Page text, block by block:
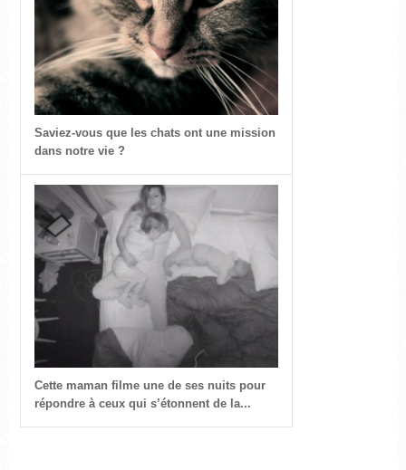
Saviez-vous que les chats ont une mission
dans notre vie ?
Cette maman filme une de ses nuits pour
répondre à ceux qui s’étonnent de la...